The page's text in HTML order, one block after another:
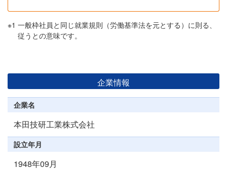
※1 一般枠社員と同じ就業規則（労働基準法を元とする）に則る、
従うとの意味です。
企業情報
企業名
本田技研工業株式会社
設立年月
1948年09月